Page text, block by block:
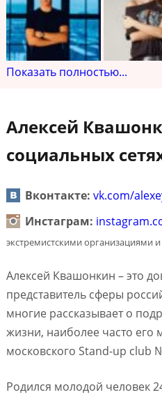
Показать полностью...
Алексей
социальных
Вконтакте: vk.com/
Инстаграм:
экстремистскими организациями
Алексей Квашонкин – это
представитель сферы
многие рассказывает о
жизни, наиболее часто его
московского Stand-up club
Родился молодой человек